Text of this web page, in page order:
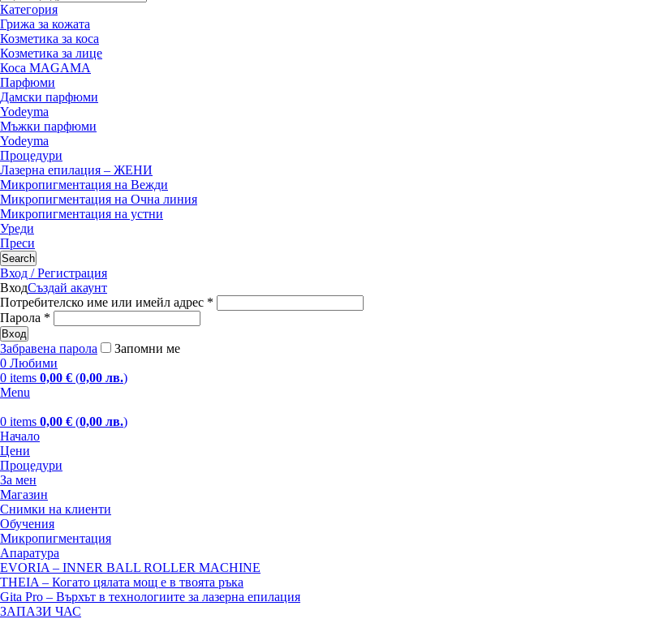
Категория
Грижа за кожата
Козметика за коса
Козметика за лице
Коса MAGAMA
Парфюми
Дамски парфюми
Yodeyma
Мъжки парфюми
Yodeyma
Процедури
Лазерна епилация – ЖЕНИ
Микропигментация на Вежди
Микропигментация на Очна линия
Микропигментация на устни
Уреди
Преси
Search
Вход / Регистрация
ВходСъздай акаунт
Потребителско име или имейл адрес *
Парола *
Вход
Забравена парола
Запомни ме
0 Любими
0 items 0,00 € (0,00 лв.)
Menu
0 items 0,00 € (0,00 лв.)
Начало
Цени
Процедури
За мен
Магазин
Снимки на клиенти
Обучения
Микропигментация
Апаратура
EVORIA – INNER BALL ROLLER MACHINE
THEIA – Когато цялата мощ е в твоята ръка
Gita Pro – Върхът в технологиите за лазерна епилация
ЗАПАЗИ ЧАС